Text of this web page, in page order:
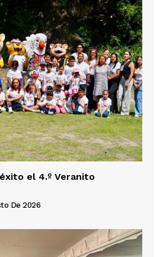
el 4.º Veranito
De 2026